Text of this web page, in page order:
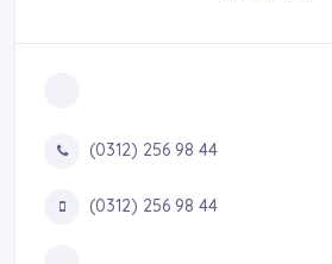
(0312) 256 98 44
(0312) 256 98 44